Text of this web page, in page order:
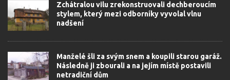
Zchátralou vilu zrekonstruovali dechberoucím
stylem, který mezi odborníky vyvolal vlnu
nadšení
Manželé šli za svým snem a koupili starou garáž.
Následně ji zbourali a na jejím místě postavili
netradiční dům